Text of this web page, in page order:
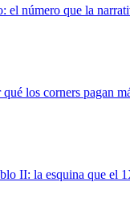
el número que la
los corners pagan
II: la esquina que el